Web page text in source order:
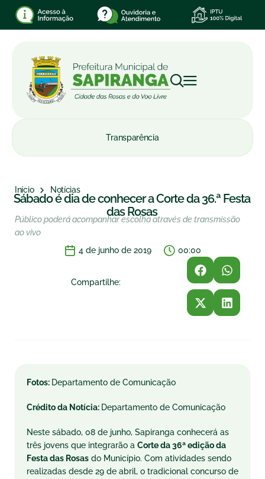
Transparência
Início Notícias
Sábado é dia de conhecer a Corte da 36.ª Festa
das Rosas
Público poderá acompanhar escolha através de transmissão
ao vivo
4 de junho de 2019
00:00
Compartilhe:
Fotos: Departamento de Comunicação
Crédito da Notícia: Departamento de Comunicação
Neste sábado, 08 de junho, Sapiranga conhecerá as
três jovens que integrarão a Corte da 36ª edição da
Festa das Rosas do Município. Com atividades sendo
realizadas desde 29 de abril, o tradicional concurso de